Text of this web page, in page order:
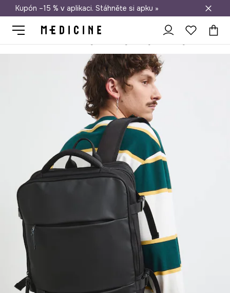
Doprava zdarma při nákupu nad 1 200 Kč
Kupón –15 % v aplikaci. Stáhněte si apku »